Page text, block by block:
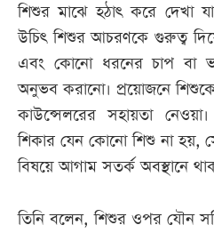
শিশুর মাঝে হঠাৎ করে দেখা
উচিৎ শিশুর আচরণকে গুরুত্ব
এবং কোনো ধরনের চাপ বা
অনুভব করানো। প্রয়োজনে
কাউন্সেলরের সহায়তা
শিকার যেন কোনো শিশু না হয়,
বিষয়ে আগাম সতর্ক অবস্থানে
তিনি বলেন, শিশুর ওপর যৌন